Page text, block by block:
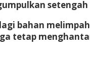
bahan
tetap